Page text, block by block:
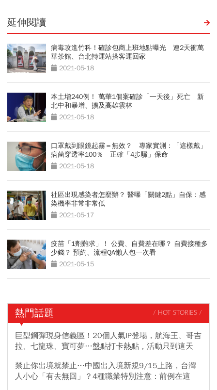
延伸閱讀
病毒攻進竹科！確診包商上班地點曝光 連2天衝萬
華茶館、台北轉運站搭客運回家
2021-05-18
本土增240例！ 萬華1個案確診「一天後」死亡 新
北中和暴增、擴及高雄雲林
2021-05-18
口罩戴到眼鏡起霧＝無效？ 專家實測：「這樣戴」
病菌穿透率100％ 正確「4步驟」保命
2021-05-18
社區出現感染者怎麼辦？ 醫曝「關鍵2點」自保：感
染機率非常非常低
2021-05-17
疫苗「1劑難求」！ 公費、自費差在哪？ 自費接種多
少錢？ 預約、流程QA懶人包一次看
2021-05-15
熱門話題 / HOT STORIES /
巨型鋼彈現身信義區！20個人氣IP登場，航海王、哥吉
拉、七龍珠、寶可夢…盤點打卡熱點，活動只到這天
禁止你出境就禁止…中國出入境新規9/15上路，台灣
人小心「有去無回」？4種職業特別注意：前例在這